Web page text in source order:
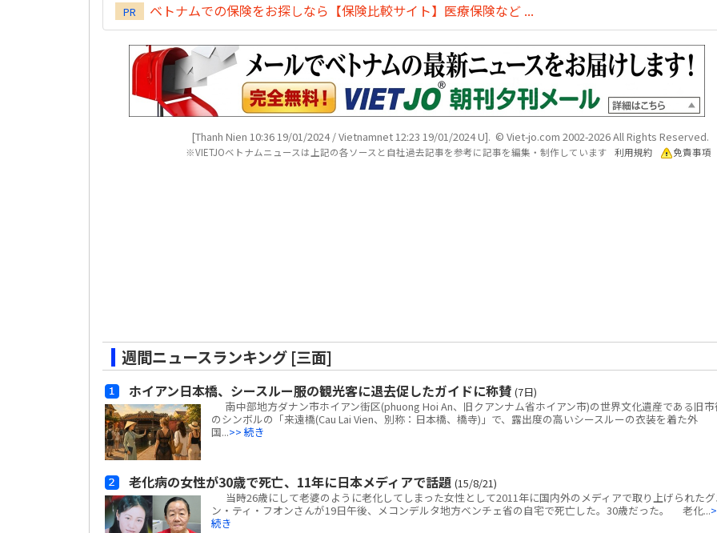
PR ベトナムでの保険をお探しなら【保険比較サイト】医療保険など ...
[Thanh Nien 10:36 19/01/2024 / Vietnamnet 12:23 19/01/2024 U]. © Viet-jo.com 2002-2026 All Rights Reserved.
※VIETJOベトナムニュースは上記の各ソースと自社過去記事を参考に記事を編集・制作しています 利用規約 免責事項
週間ニュースランキング [三面]
ホイアン日本橋、シースルー服の観光客に退去促したガイドに称賛 (7日)
南中部地方ダナン市ホイアン街区(phuong Hoi An、旧クアンナム省ホイアン市)の世界文化遺産である旧市
のシンボルの「来遠橋(Cau Lai Vien、別称：日本橋、橋寺)」で、露出度の高いシースルーの衣装を着た外
国...>> 続き
老化病の女性が30歳で死亡、11年に日本メディアで話題 (15/8/21)
当時26歳にして老婆のように老化してしまった女性として2011年に国内外のメディアで取り上げられた
ン・ティ・フオンさんが19日午後、メコンデルタ地方ベンチェ省の自宅で死亡した。30歳だった。 老化...
続き